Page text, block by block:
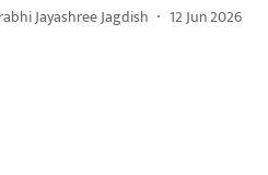
Jayashree Jagdish 12 Jun 2026